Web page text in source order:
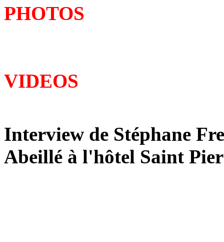
PHOTOS
VIDEOS
Interview de Stéphane
Abeillé à l'hôtel Saint